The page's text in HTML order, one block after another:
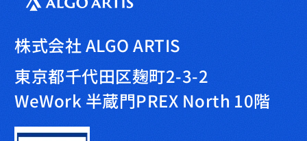
株式会社 ALGO ARTIS
東京都千代田区麹町2-3-2
WeWork 半蔵門PREX North 10階